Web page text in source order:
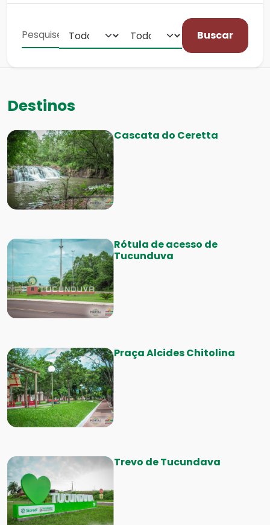
Buscar
Destinos
Cascata do Ceretta
Rótula de acesso de
Tucunduva
Praça Alcides Chitolina
Trevo de Tucundava